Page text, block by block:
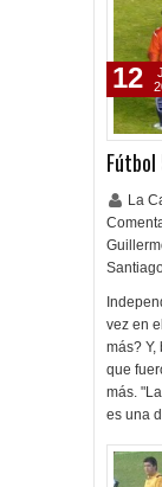
Fútbol
La
vez en
más? Y,
que
más.
es una
12